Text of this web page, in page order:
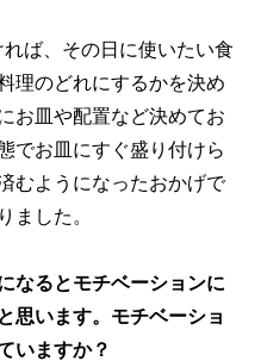
ば、その日に使いたい食
理のどれにするかを決め
お皿や配置など決めてお
でお皿にすぐ盛り付けら
むようになったおかげで
ました。
るとモチベーションに
思います。モチベーショ
いますか？